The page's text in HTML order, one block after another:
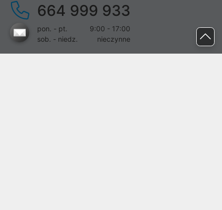
664 999 933
pon. - pt.
9:00 - 17:00
sob. - niedz.
nieczynne